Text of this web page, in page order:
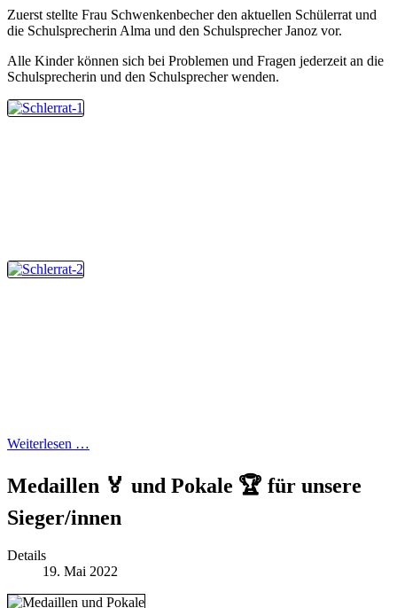
Zuerst stellte Frau Schwenkenbecher den aktuellen Schülerrat und
die Schulsprecherin Alma und den Schulsprecher Janoz vor.
Alle Kinder können sich bei Problemen und Fragen jederzeit an die
Schulsprecherin und den Schulsprecher wenden.
Weiterlesen …
Medaillen 🏅 und Pokale 🏆 für unsere
Sieger/innen
Details
19. Mai 2022